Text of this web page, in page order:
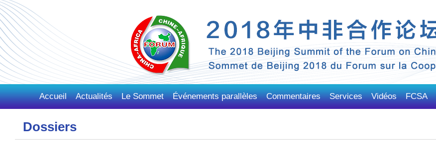
Accueil Actualités Le Sommet Événements parallèles Commentaires Services Vidéos FCSA
Dossiers